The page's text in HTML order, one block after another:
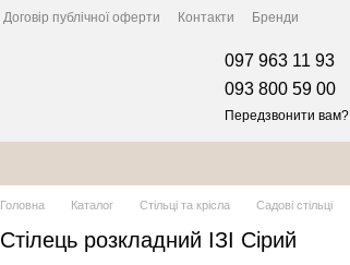
Договір публічної оферти Контакти
Бренди
097 963 11 93
093 800 59 00
Передзвонити вам?
Головна Каталог Стільці та крісла Садові стільці
Стілець розкладний ІЗІ Сірий